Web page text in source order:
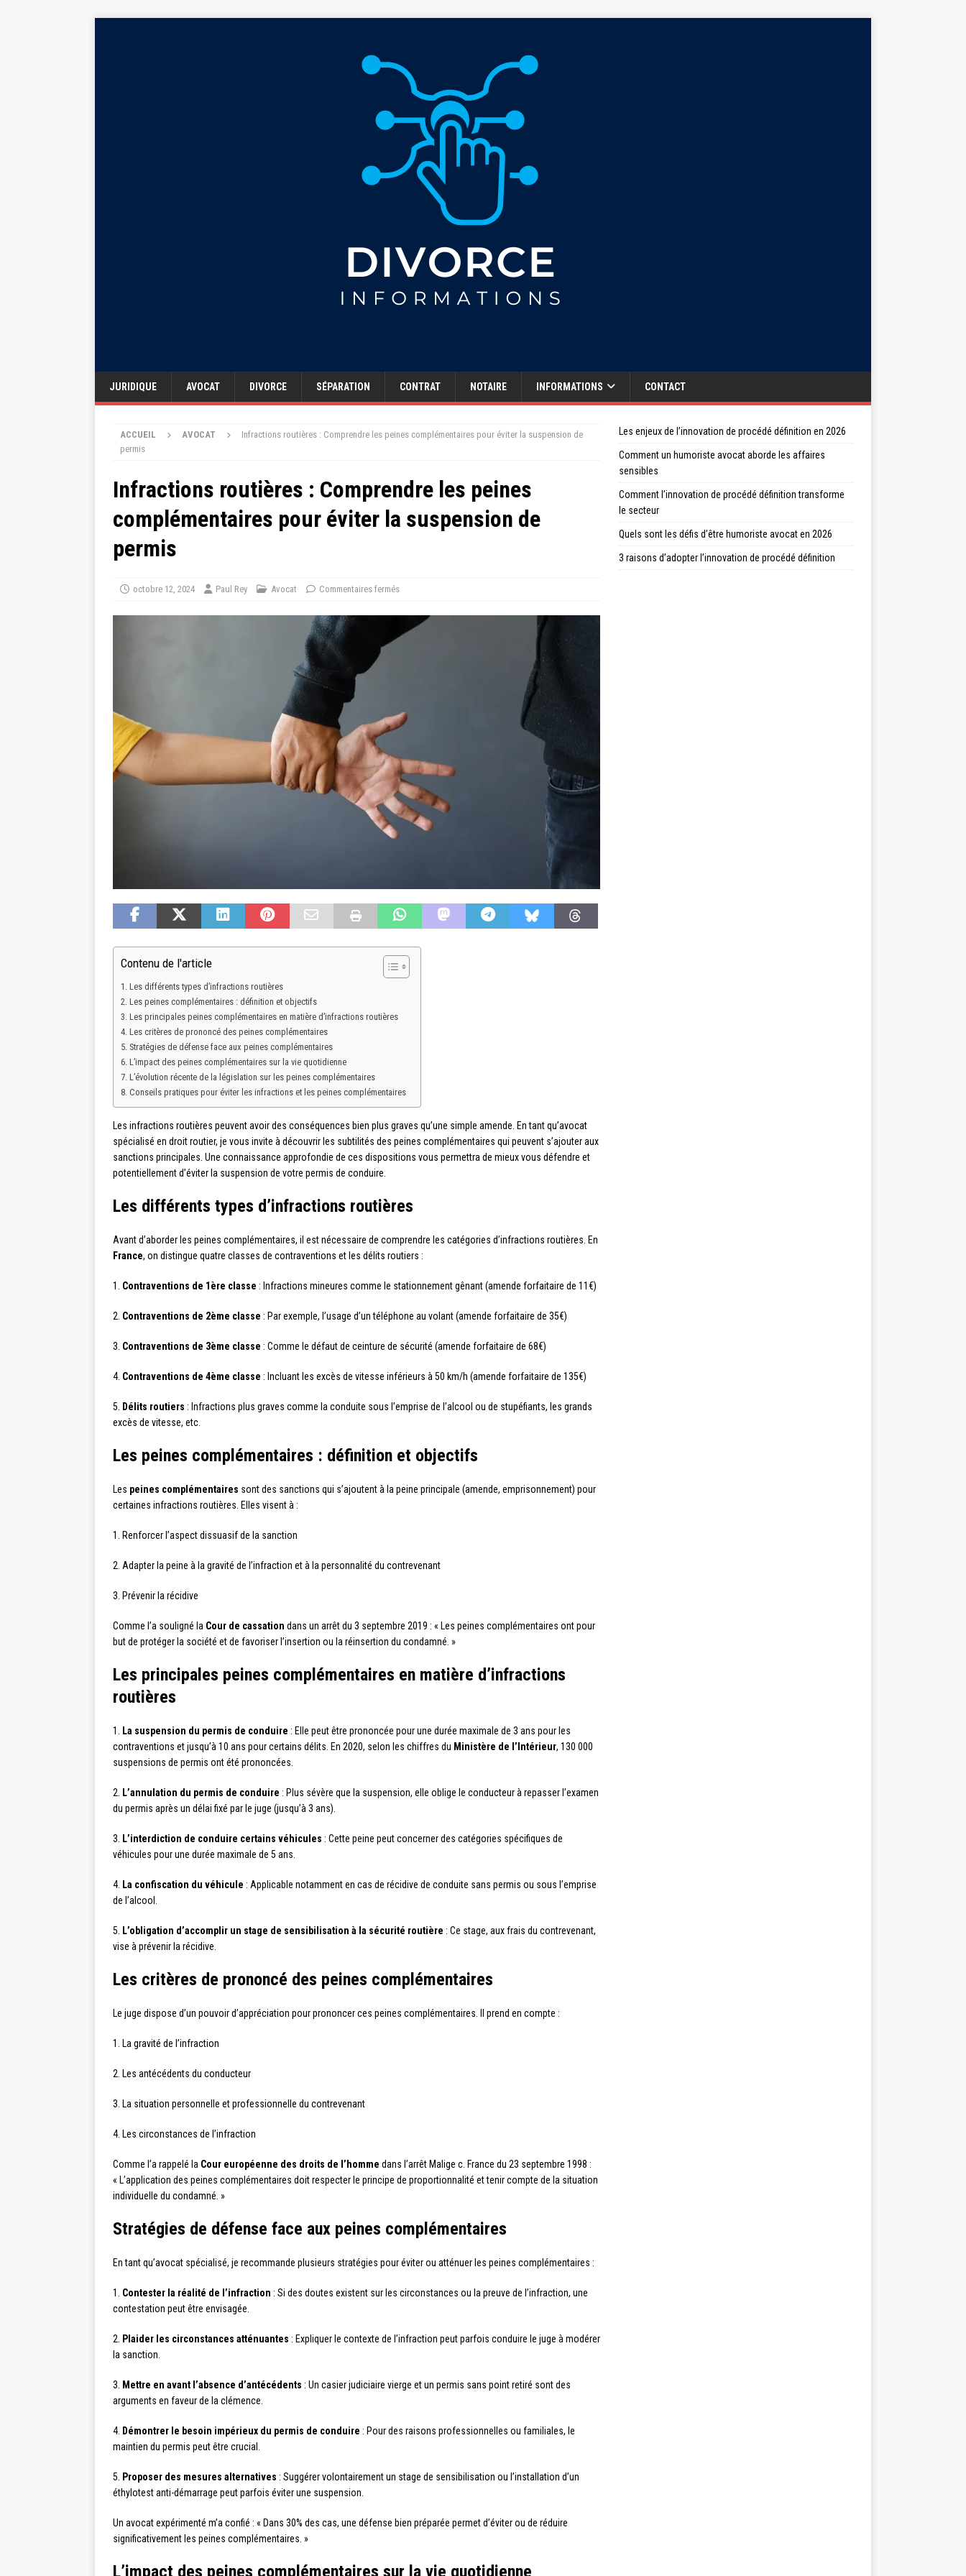
JURIDIQUE AVOCAT DIVORCE SÉPARATION CONTRAT NOTAIRE INFORMATIONS CONTACT
ACCUEIL AVOCAT
Infractions routières : Comprendre les peines complémentaires pour éviter la suspension de
permis
Infractions routières : Comprendre les peines
complémentaires pour éviter la suspension de
permis
octobre 12, 2024 Paul Rey Avocat Commentaires fermés
Contenu de l'article
Les différents types d’infractions routières
Les peines complémentaires : définition et objectifs
Les principales peines complémentaires en matière d’infractions routières
Les critères de prononcé des peines complémentaires
Stratégies de défense face aux peines complémentaires
L’impact des peines complémentaires sur la vie quotidienne
L’évolution récente de la législation sur les peines complémentaires
Conseils pratiques pour éviter les infractions et les peines complémentaires
Les infractions routières peuvent avoir des conséquences bien plus graves qu’une simple amende. En tant qu’avocat
spécialisé en droit routier, je vous invite à découvrir les subtilités des peines complémentaires qui peuvent s’ajouter aux
sanctions principales. Une connaissance approfondie de ces dispositions vous permettra de mieux vous défendre et
potentiellement d’éviter la suspension de votre permis de conduire.
Les différents types d’infractions routières
Avant d’aborder les peines complémentaires, il est nécessaire de comprendre les catégories d’infractions routières. En
France, on distingue quatre classes de contraventions et les délits routiers :
1. Contraventions de 1ère classe : Infractions mineures comme le stationnement gênant (amende forfaitaire de 11€)
2. Contraventions de 2ème classe : Par exemple, l’usage d’un téléphone au volant (amende forfaitaire de 35€)
3. Contraventions de 3ème classe : Comme le défaut de ceinture de sécurité (amende forfaitaire de 68€)
4. Contraventions de 4ème classe : Incluant les excès de vitesse inférieurs à 50 km/h (amende forfaitaire de 135€)
5. Délits routiers : Infractions plus graves comme la conduite sous l’emprise de l’alcool ou de stupéfiants, les grands
excès de vitesse, etc.
Les peines complémentaires : définition et objectifs
Les peines complémentaires sont des sanctions qui s’ajoutent à la peine principale (amende, emprisonnement) pour
certaines infractions routières. Elles visent à :
1. Renforcer l’aspect dissuasif de la sanction
2. Adapter la peine à la gravité de l’infraction et à la personnalité du contrevenant
3. Prévenir la récidive
Comme l’a souligné la Cour de cassation dans un arrêt du 3 septembre 2019 : « Les peines complémentaires ont pour
but de protéger la société et de favoriser l’insertion ou la réinsertion du condamné. »
Les principales peines complémentaires en matière d’infractions
routières
1. La suspension du permis de conduire : Elle peut être prononcée pour une durée maximale de 3 ans pour les
contraventions et jusqu’à 10 ans pour certains délits. En 2020, selon les chiffres du Ministère de l’Intérieur, 130 000
suspensions de permis ont été prononcées.
2. L’annulation du permis de conduire : Plus sévère que la suspension, elle oblige le conducteur à repasser l’examen
du permis après un délai fixé par le juge (jusqu’à 3 ans).
3. L’interdiction de conduire certains véhicules : Cette peine peut concerner des catégories spécifiques de
véhicules pour une durée maximale de 5 ans.
4. La confiscation du véhicule : Applicable notamment en cas de récidive de conduite sans permis ou sous l’emprise
de l’alcool.
5. L’obligation d’accomplir un stage de sensibilisation à la sécurité routière : Ce stage, aux frais du contrevenant,
vise à prévenir la récidive.
Les critères de prononcé des peines complémentaires
Le juge dispose d’un pouvoir d’appréciation pour prononcer ces peines complémentaires. Il prend en compte :
1. La gravité de l’infraction
2. Les antécédents du conducteur
3. La situation personnelle et professionnelle du contrevenant
4. Les circonstances de l’infraction
Comme l’a rappelé la Cour européenne des droits de l’homme dans l’arrêt Malige c. France du 23 septembre 1998 :
« L’application des peines complémentaires doit respecter le principe de proportionnalité et tenir compte de la situation
individuelle du condamné. »
Stratégies de défense face aux peines complémentaires
En tant qu’avocat spécialisé, je recommande plusieurs stratégies pour éviter ou atténuer les peines complémentaires :
1. Contester la réalité de l’infraction : Si des doutes existent sur les circonstances ou la preuve de l’infraction, une
contestation peut être envisagée.
2. Plaider les circonstances atténuantes : Expliquer le contexte de l’infraction peut parfois conduire le juge à modérer
la sanction.
3. Mettre en avant l’absence d’antécédents : Un casier judiciaire vierge et un permis sans point retiré sont des
arguments en faveur de la clémence.
4. Démontrer le besoin impérieux du permis de conduire : Pour des raisons professionnelles ou familiales, le
maintien du permis peut être crucial.
5. Proposer des mesures alternatives : Suggérer volontairement un stage de sensibilisation ou l’installation d’un
éthylotest anti-démarrage peut parfois éviter une suspension.
Un avocat expérimenté m’a confié : « Dans 30% des cas, une défense bien préparée permet d’éviter ou de réduire
significativement les peines complémentaires. »
L’impact des peines complémentaires sur la vie quotidienne
Les enjeux de l’innovation de procédé définition en 2026
Comment un humoriste avocat aborde les affaires
sensibles
Comment l’innovation de procédé définition transforme
le secteur
Quels sont les défis d’être humoriste avocat en 2026
3 raisons d’adopter l’innovation de procédé définition